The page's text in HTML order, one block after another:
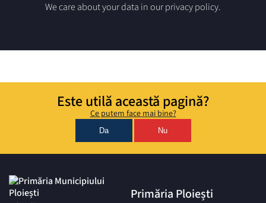
We care about your data in our privacy policy.
Este utilă această pagină?
Ce putem face mai bine?
Da Nu
Primăria Ploiești